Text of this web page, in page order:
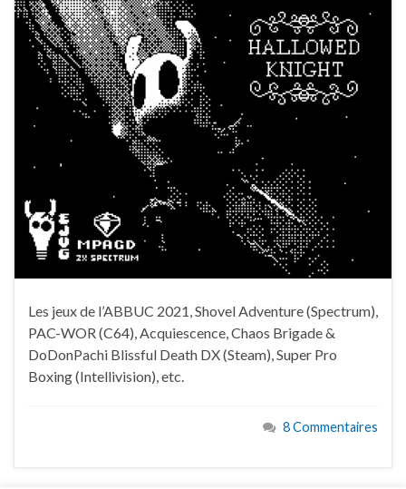
Les jeux de l’ABBUC 2021, Shovel Adventure (Spectrum),
PAC-WOR (C64), Acquiescence, Chaos Brigade &
DoDonPachi Blissful Death DX (Steam), Super Pro
Boxing (Intellivision), etc.
8 Commentaires